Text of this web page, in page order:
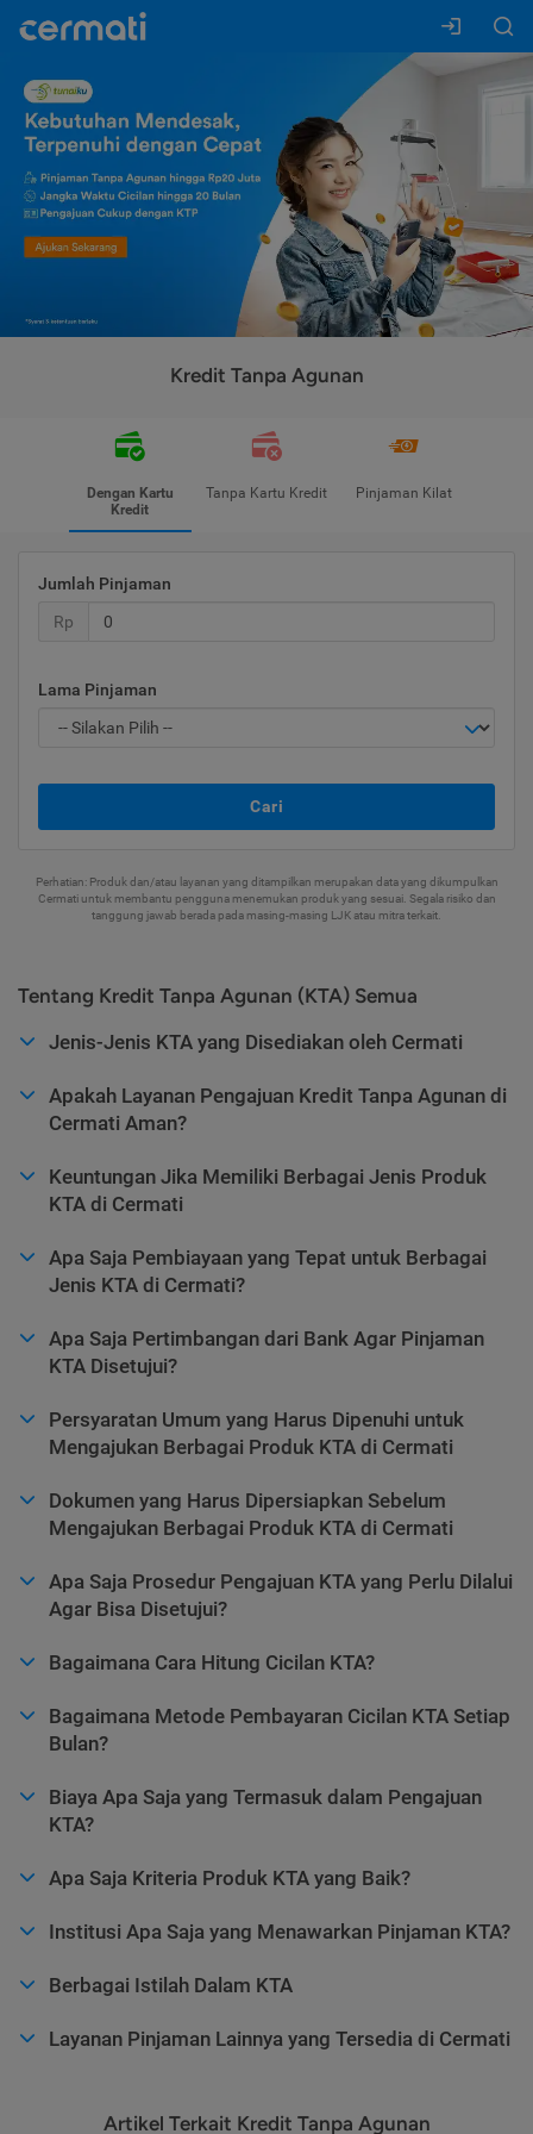
Kredit Tanpa Agunan
Dengan Kartu
Kredit
Tanpa Kartu Kredit Pinjaman Kilat
Jumlah Pinjaman
Rp
Lama Pinjaman
Cari
Perhatian: Produk dan/atau layanan yang ditampilkan merupakan data yang dikumpulkan
Cermati untuk membantu pengguna menemukan produk yang sesuai. Segala risiko dan
tanggung jawab berada pada masing-masing LJK atau mitra terkait.
Tentang Kredit Tanpa Agunan (KTA) Semua
Jenis-Jenis KTA yang Disediakan oleh Cermati
Apakah Layanan Pengajuan Kredit Tanpa Agunan di
Cermati Aman?
Keuntungan Jika Memiliki Berbagai Jenis Produk
KTA di Cermati
Apa Saja Pembiayaan yang Tepat untuk Berbagai
Jenis KTA di Cermati?
Apa Saja Pertimbangan dari Bank Agar Pinjaman
KTA Disetujui?
Persyaratan Umum yang Harus Dipenuhi untuk
Mengajukan Berbagai Produk KTA di Cermati
Dokumen yang Harus Dipersiapkan Sebelum
Mengajukan Berbagai Produk KTA di Cermati
Apa Saja Prosedur Pengajuan KTA yang Perlu Dilalui
Agar Bisa Disetujui?
Bagaimana Cara Hitung Cicilan KTA?
Bagaimana Metode Pembayaran Cicilan KTA Setiap
Bulan?
Biaya Apa Saja yang Termasuk dalam Pengajuan
KTA?
Apa Saja Kriteria Produk KTA yang Baik?
Institusi Apa Saja yang Menawarkan Pinjaman KTA?
Berbagai Istilah Dalam KTA
Layanan Pinjaman Lainnya yang Tersedia di Cermati
Artikel Terkait Kredit Tanpa Agunan